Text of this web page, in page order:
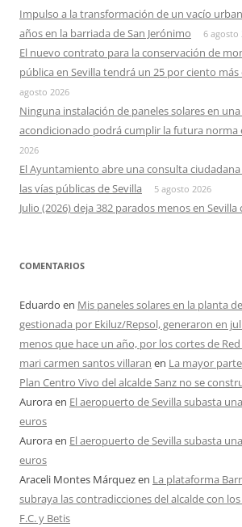
Impulso a la transformación de un vacío
años en la barriada de San Jerónimo
6 agosto
El nuevo contrato para la conservación de
pública en Sevilla tendrá un 25 por ciento
agosto 2026
Ninguna instalación de paneles solares en
acondicionado podrá cumplir la futura norma
2026
El Ayuntamiento abre una consulta
las vías públicas de Sevilla
5 agosto 2026
Julio (2026) deja 382 parados menos en Sevilla
COMENTARIOS
Eduardo en Mis paneles solares en la planta
gestionada por Ekiluz/Repsol, generaron en
menos que hace un año, por los cortes de Red
mari carmen santos villaran en La mayor
Plan Centro Vivo del alcalde Sanz no se
Auroraen El aeropuerto de Sevilla subasta
euros
Auroraen El aeropuerto de Sevilla subasta
euros
Araceli Montes Márquezen La plataforma
subraya las contradicciones del alcalde con
F.C. y Betis